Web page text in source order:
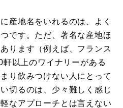
産地名をいれるのは、よく
です。ただ、著名な産地ほ
ります（例えば、フランス
以上のワイナリーがある
り飲みつけない人にとって
切るのは、少々難しく感じ
なアプローチとは言えない